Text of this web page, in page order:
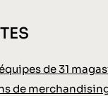
de 31
de